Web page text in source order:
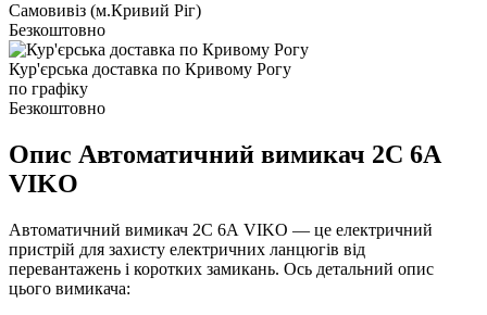
Самовивіз (м.Кривий Ріг)
Безкоштовно
Кур'єрська доставка по Кривому Рогу
по графіку
Безкоштовно
Опис Автоматичний вимикач 2C 6А
VIKO
Автоматичний вимикач 2C 6А VIKO — це електричний
пристрій для захисту електричних ланцюгів від
перевантажень і коротких замикань. Ось детальний опис
цього вимикача: